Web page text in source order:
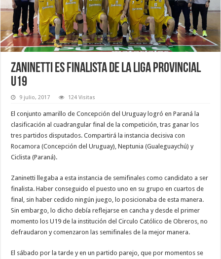
Zaninetti es finalista de la Liga Provincial
U19
9 julio, 2017 124 Visitas
El conjunto amarillo de Concepción del Uruguay logró en Paraná la
clasificación al cuadrangular final de la competición, tras ganar los
tres partidos disputados. Compartirá la instancia decisiva con
Rocamora (Concepción del Uruguay), Neptunia (Gualeguaychú) y
Ciclista (Paraná).
Zaninetti llegaba a esta instancia de semifinales como candidato a ser
finalista. Haber conseguido el puesto uno en su grupo en cuartos de
final, sin haber cedido ningún juego, lo posicionaba de esta manera.
Sin embargo, lo dicho debía reflejarse en cancha y desde el primer
momento los U19 de la institución del Circulo Católico de Obreros, no
defraudaron y comenzaron las semifinales de la mejor manera.
El sábado por la tarde y en un partido parejo, que por momentos se